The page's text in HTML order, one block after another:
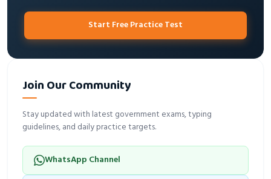
Start Free Practice Test
Join Our Community
Stay updated with latest government exams, typing
guidelines, and daily practice targets.
WhatsApp Channel